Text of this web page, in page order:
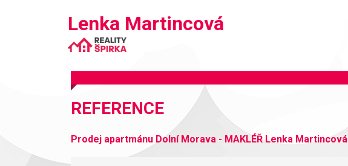
Lenka Martincová
Martincová
REFERENCE
Prodej apartmánu Dolní Morava - MAKLÉŘ Lenka Martincová